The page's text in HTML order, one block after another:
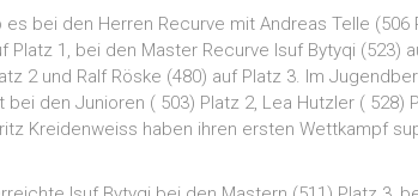
bei den Herren Recurve mit Andreas Telle (506
Platz 1, bei den Master Recurve Isuf Bytyqi (523)
2 und Ralf Röske (480) auf Platz 3. Im
den Junioren ( 503) Platz 2, Lea Hutzler (
Kreidenweiss haben ihren ersten Wettkampf